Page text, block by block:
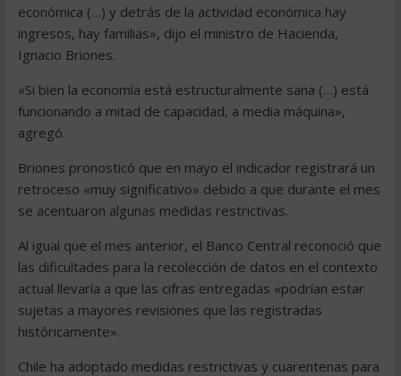
económica (…) y detrás de la actividad económica hay
ingresos, hay familias», dijo el ministro de Hacienda,
Ignacio Briones.
«Si bien la economía está estructuralmente sana (…) está
funcionando a mitad de capacidad, a media máquina»,
agregó.
Briones pronosticó que en mayo el indicador registrará un
retroceso «muy significativo» debido a que durante el mes
se acentuaron algunas medidas restrictivas.
Al igual que el mes anterior, el Banco Central reconoció que
las dificultades para la recolección de datos en el contexto
actual llevaría a que las cifras entregadas «podrían estar
sujetas a mayores revisiones que las registradas
históricamente».
Chile ha adoptado medidas restrictivas y cuarentenas para